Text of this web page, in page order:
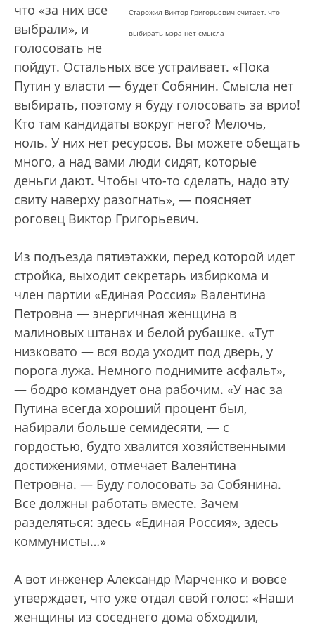
Старожил Виктор Григорьевич считает, что
выбирать мэра нет смысла
что «за них все
выбрали», и
голосовать не
пойдут. Остальных все устраивает. «Пока
Путин у власти — будет Собянин. Смысла нет
выбирать, поэтому я буду голосовать за врио!
Кто там кандидаты вокруг него? Мелочь,
ноль. У них нет ресурсов. Вы можете обещать
много, а над вами люди сидят, которые
деньги дают. Чтобы что-то сделать, надо эту
свиту наверху разогнать», — поясняет
роговец Виктор Григорьевич.
Из подъезда пятиэтажки, перед которой идет
стройка, выходит секретарь избиркома и
член партии «Единая Россия» Валентина
Петровна — энергичная женщина в
малиновых штанах и белой рубашке. «Тут
низковато — вся вода уходит под дверь, у
порога лужа. Немного поднимите асфальт»,
— бодро командует она рабочим. «У нас за
Путина всегда хороший процент был,
набирали больше семидесяти, — с
гордостью, будто хвалится хозяйственными
достижениями, отмечает Валентина
Петровна. — Буду голосовать за Собянина.
Все должны работать вместе. Зачем
разделяться: здесь «Единая Россия», здесь
коммунисты…»
А вот инженер Александр Марченко и вовсе
утверждает, что уже отдал свой голос: «Наши
женщины из соседнего дома обходили,